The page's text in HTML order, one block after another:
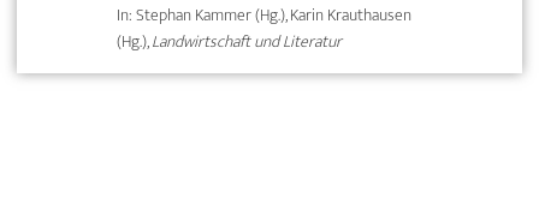
In: Stephan Kammer (Hg.), Karin Krauthausen
(Hg.),Landwirtschaft und Literatur